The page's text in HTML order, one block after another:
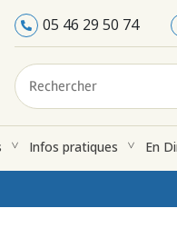
05 46 29 50 74
Infos pratiques En